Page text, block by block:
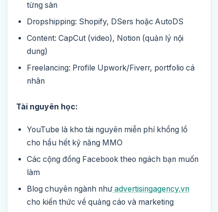
từng sàn
Dropshipping: Shopify, DSers hoặc AutoDS
Content: CapCut (video), Notion (quản lý nội
dung)
Freelancing: Profile Upwork/Fiverr, portfolio cá
nhân
Tài nguyên học:
YouTube là kho tài nguyên miễn phí khổng lồ
cho hầu hết kỹ năng MMO
Các cộng đồng Facebook theo ngách bạn muốn
làm
Blog chuyên ngành như advertisingagency.vn
cho kiến thức về quảng cáo và marketing